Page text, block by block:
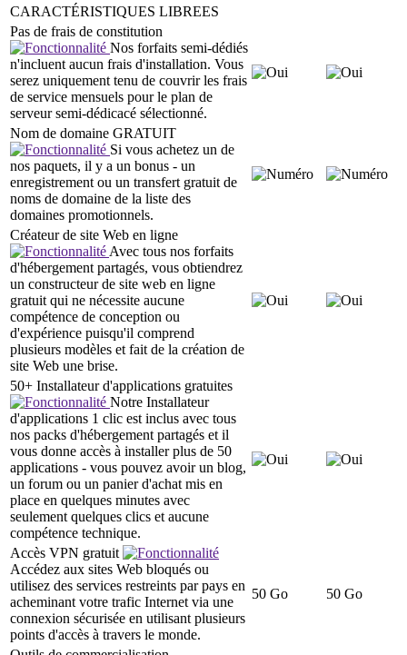
CARACTÉRISTIQUES LIBREES
Pas de frais de constitution
Nos forfaits semi-dédiés
n'incluent aucun frais d'installation. Vous
serez uniquement tenu de couvrir les frais
de service mensuels pour le plan de
serveur semi-dédicacé sélectionné.
Nom de domaine GRATUIT
Si vous achetez un de
nos paquets, il y a un bonus - un
enregistrement ou un transfert gratuit de
noms de domaine de la liste des
domaines promotionnels.
Créateur de site Web en ligne
Avec tous nos forfaits
d'hébergement partagés, vous obtiendrez
un constructeur de site web en ligne
gratuit qui ne nécessite aucune
compétence de conception ou
d'expérience puisqu'il comprend
plusieurs modèles et fait de la création de
site Web une brise.
50+ Installateur d'applications gratuites
Notre Installateur
d'applications 1 clic est inclus avec tous
nos packs d'hébergement partagés et il
vous donne accès à installer plus de 50
applications - vous pouvez avoir un blog,
un forum ou un panier d'achat mis en
place en quelques minutes avec
seulement quelques clics et aucune
compétence technique.
Accès VPN gratuit
Accédez aux sites Web bloqués ou
utilisez des services restreints par pays en
acheminant votre trafic Internet via une
connexion sécurisée en utilisant plusieurs
points d'accès à travers le monde.
50 Go 50 Go